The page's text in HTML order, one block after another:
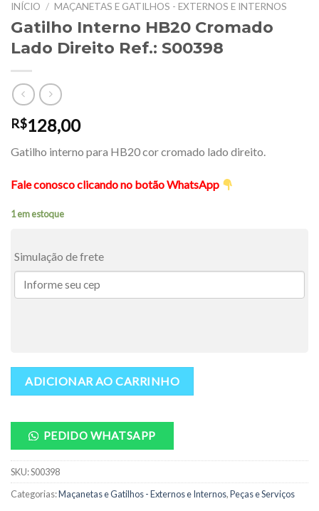
INÍCIO / MAÇANETAS E GATILHOS - EXTERNOS E INTERNOS
Gatilho Interno HB20 Cromado
Lado Direito Ref.: S00398
R$128,00
Gatilho interno para HB20 cor cromado lado direito.
Fale conosco clicando no botão WhatsApp
1 em estoque
Simulação de frete
ADICIONAR AO CARRINHO
PEDIDO WHATSAPP
SKU:S00398
Categorias:Maçanetas e Gatilhos - Externos e Internos,Peças e Serviços